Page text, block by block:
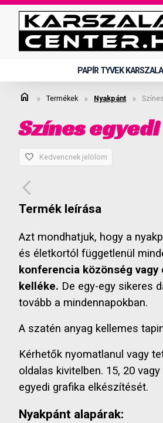
PAPÍR TYVEK
home » Termékek » Nyakpánt »
Színes
favorite Kedvencnek jelölöm
arrow_back_ios
Termék leírása
Azt mondhatjuk, hogy a
és életkortól függetlenül
konferencia közönség
kelléke. De egy-egy sikeres
tovább a mindennapokban.
A szatén anyag kellemes
Kérhetők nyomatlanul vagy
oldalas kivitelben. 15, 20
egyedi grafika elkészítését.
Nyakpánt alapárak: